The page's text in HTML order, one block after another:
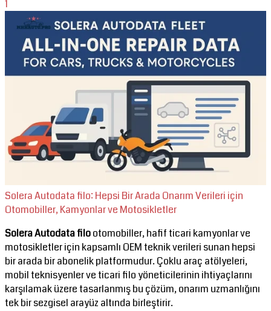
1
Solera Autodata filo: Hepsi Bir Arada Onarım Verileri için
Otomobiller, Kamyonlar ve Motosikletler
Solera Autodata filootomobiller, hafif ticari kamyonlar ve
motosikletler için kapsamlı OEM teknik verileri sunan hepsi
bir arada bir abonelik platformudur. Çoklu araç atölyeleri,
mobil teknisyenler ve ticari filo yöneticilerinin ihtiyaçlarını
karşılamak üzere tasarlanmış bu çözüm, onarım uzmanlığını
tek bir sezgisel arayüz altında birleştirir.